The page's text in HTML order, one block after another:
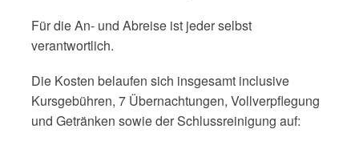
Für die An- und Abreise ist jeder selbst
verantwortlich.
Die Kosten belaufen sich insgesamt inclusive
Kursgebühren, 7 Übernachtungen, Vollverpflegung
und Getränken sowie der Schlussreinigung auf: